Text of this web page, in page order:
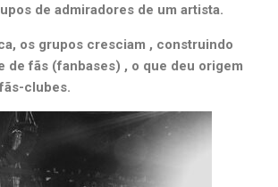
de admiradores de um artista.
os grupos cresciam , construindo
de fãs (fanbases) , o que deu origem
clubes.